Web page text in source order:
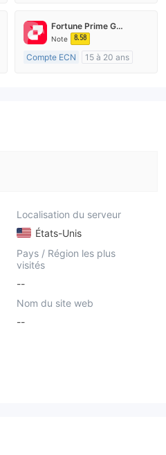
Market Making (MM)
Etiquette principale MT4
Fortune Prime Global
Note 8.58
Compte ECN
15 à 20 ans
Localisation du serveur
États-Unis
Pays / Région les plus
visités
--
Nom du site web
--